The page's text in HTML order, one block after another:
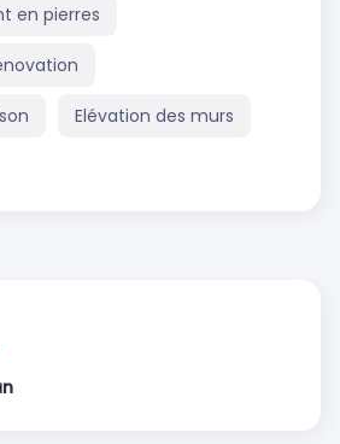
en pierres
Elévation des murs